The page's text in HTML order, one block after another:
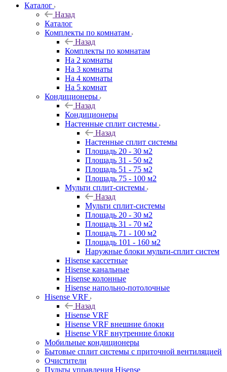
Каталог
Назад
Каталог
Комплекты по комнатам
Назад
Комплекты по комнатам
На 2 комнаты
На 3 комнаты
На 4 комнаты
На 5 комнат
Кондиционеры
Назад
Кондиционеры
Настенные сплит системы
Назад
Настенные сплит системы
Площадь 20 - 30 м2
Площадь 31 - 50 м2
Площадь 51 - 75 м2
Площадь 75 - 100 м2
Мульти сплит-системы
Назад
Мульти сплит-системы
Площадь 20 - 30 м2
Площадь 31 - 70 м2
Площадь 71 - 100 м2
Площадь 101 - 160 м2
Наружные блоки мульти-сплит систем
Hisense кассетные
Hisense канальные
Hisense колонные
Hisense напольно-потолочные
Hisense VRF
Назад
Hisense VRF
Hisense VRF внешние блоки
Hisense VRF внутренние блоки
Мобильные кондиционеры
Бытовые сплит системы с приточной вентиляцией
Очистители
Пульты управления Hisense